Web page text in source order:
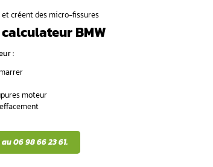
?
de calculateur
l’ECU moteur BMW
véhicule.